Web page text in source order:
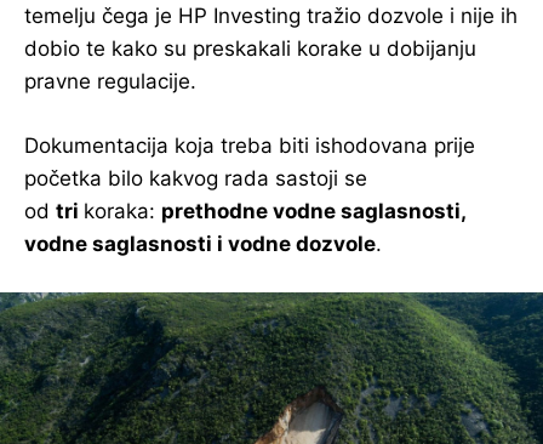
temelju čega je HP Investing tražio dozvole i nije ih
dobio te kako su preskakali korake u dobijanju
pravne regulacije.
Dokumentacija koja treba biti ishodovana prije
početka bilo kakvog rada sastoji se
od tri koraka: prethodne vodne saglasnosti,
vodne saglasnosti i vodne dozvole.